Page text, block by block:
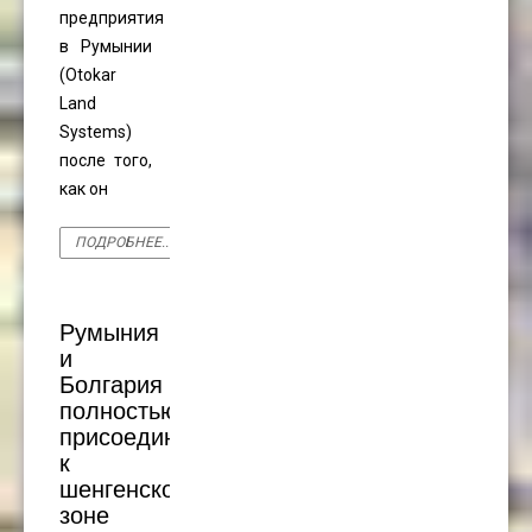
предприятия
в Румынии
(Otokar
Land
Systems)
после того,
как он
ПОДРОБНЕЕ...
Румыния
и
Болгария
полностью
присоединились
к
шенгенской
зоне